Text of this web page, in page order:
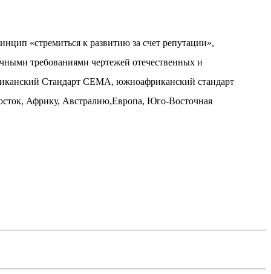
«стремиться к развитию за счет репутации»,
требованиями чертежей отечественных и
Стандарт CEMA, южноафриканский стандарт
Африку, Австралию,Европа, Юго-Восточная